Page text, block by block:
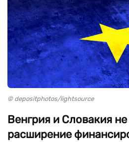
© depositphotos/lightsource
Венгрия и Словакия
расширение